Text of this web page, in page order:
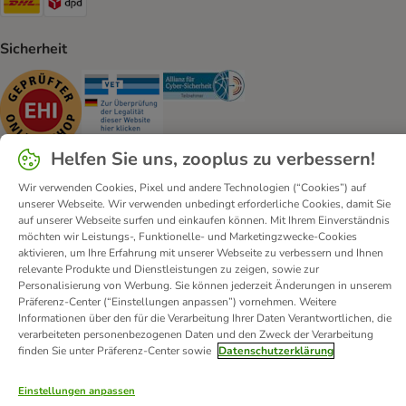
Sicherheit
Security Security
Kontakt Versandkosten und Lieferzeit
Impressum
Allgemeine Geschäftsbedingungen
Digital Services Act
Vertrag widerrufen
Entsorgungs- und Umweltbestimmungen
Zahlungsarten
Über uns Partnerprogramme
Karriere
Corporate Website
Datenschutz Erklärung zur Barrierefreiheit
© zooplus SE 2026
Helfen Sie uns, zooplus zu verbessern!
Wir verwenden Cookies, Pixel und andere Technologien (“Cookies”) auf
unserer Webseite. Wir verwenden unbedingt erforderliche Cookies, damit Sie
auf unserer Webseite surfen und einkaufen können. Mit Ihrem Einverständnis
möchten wir Leistungs-, Funktionelle- und Marketingzwecke-Cookies
aktivieren, um Ihre Erfahrung mit unserer Webseite zu verbessern und Ihnen
relevante Produkte und Dienstleistungen zu zeigen, sowie zur
Personalisierung von Werbung. Sie können jederzeit Änderungen in unserem
Präferenz-Center (“Einstellungen anpassen”) vornehmen. Weitere
Informationen über den für die Verarbeitung Ihrer Daten Verantwortlichen, die
verarbeiteten personenbezogenen Daten und den Zweck der Verarbeitung
finden Sie unter Präferenz-Center sowie Datenschutzerklärung
Einstellungen anpassen